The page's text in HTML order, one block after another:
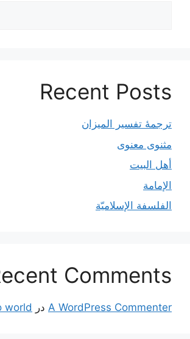
Recent Posts
ترجمۀ تفسیر المیزان
مثنوی معنوی
أهل البيت
الإمامة
الفلسفة الإسلاميّة
Comments
A WordPress Commenter در world!